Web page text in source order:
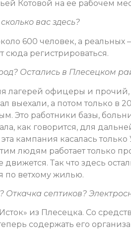
Котовой на ее рабочем
вас здесь?
600 человек, а реальных
регистрироваться.
Остались в Плесецком
лагерей офицеры и
выехали, а потом только в
Это работники базы,
как говорится, для
кампания касалась
людям работает только
движется. Так что здесь
по ветхому жилью.
септиков?
из Плесецка. Со
содержать его